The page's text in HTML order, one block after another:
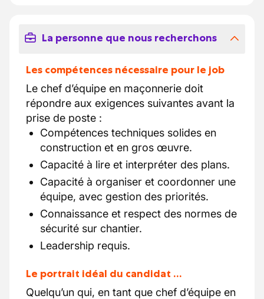
La personne que nous recherchons
Les compétences nécessaire pour le job
Le chef d’équipe en maçonnerie doit
répondre aux exigences suivantes avant la
prise de poste :
Compétences techniques solides en
construction et en gros œuvre.
Capacité à lire et interpréter des plans.
Capacité à organiser et coordonner une
équipe, avec gestion des priorités.
Connaissance et respect des normes de
sécurité sur chantier.
Leadership requis.
Le portrait idéal du candidat …
Quelqu’un qui, en tant que chef d’équipe en